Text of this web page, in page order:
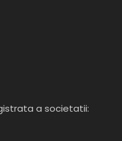
a societatii: